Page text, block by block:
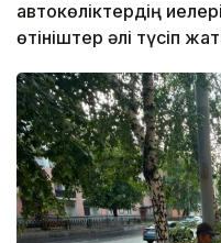
автокөліктердің
өтініштер әлі түсіп